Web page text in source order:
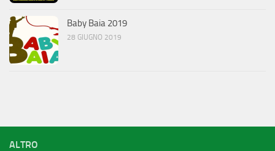
Baby Baia 2019
28 GIUGNO 2019
ALTRO